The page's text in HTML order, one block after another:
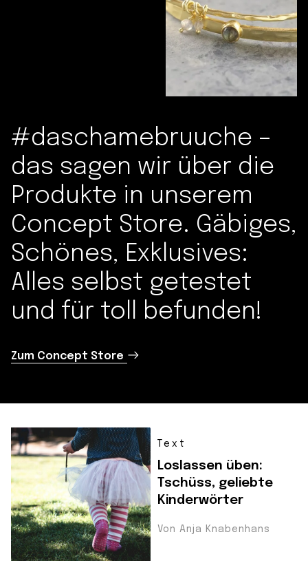
#daschamebruuche –
das sagen wir über die
Produkte in unserem
Concept Store. Gäbiges,
Schönes, Exklusives:
Alles selbst getestet
und für toll befunden!
Zum Concept Store
Text
Loslassen üben:
Tschüss, geliebte
Kinderwörter
Von Anja Knabenhans